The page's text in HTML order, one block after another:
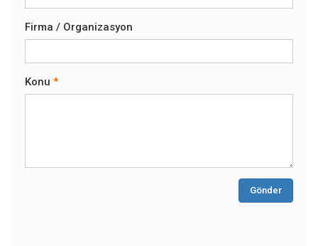
Firma / Organizasyon
Konu
Gönder